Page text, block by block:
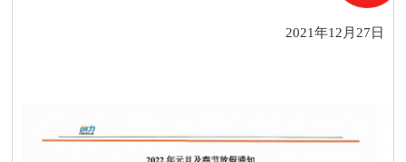
2021年12月27日